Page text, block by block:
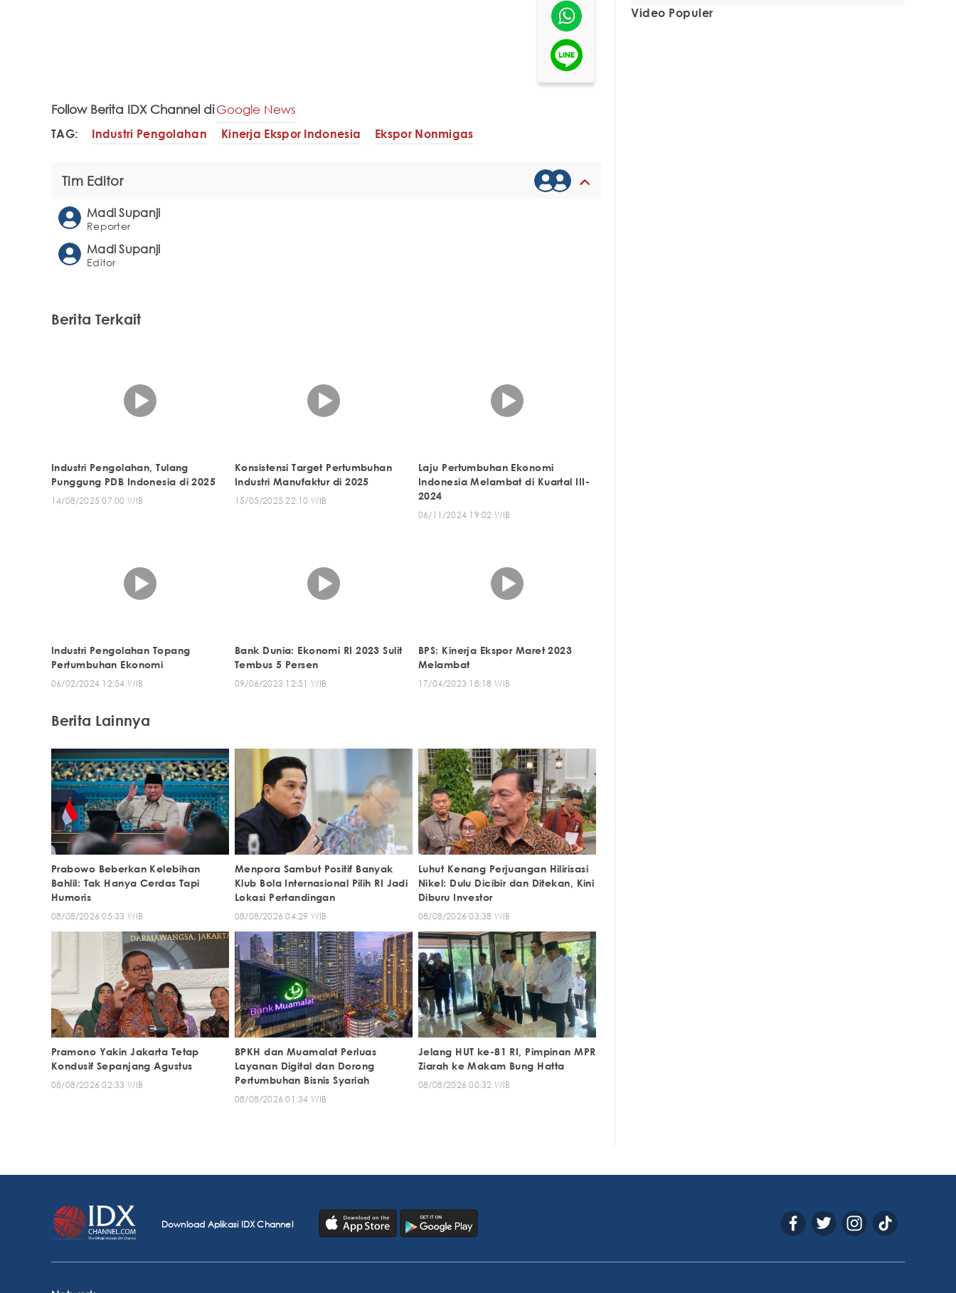
Follow Berita IDX Channel diGoogle News
TAG: Industri Pengolahan Kinerja Ekspor Indonesia Ekspor Nonmigas
Tim Editor
Madi Supanji
Reporter
Madi Supanji
Editor
Berita Terkait
Industri Pengolahan, Tulang
Punggung PDB Indonesia di 2025
14/08/2025 07:00 WIB
Konsistensi Target Pertumbuhan
Industri Manufaktur di 2025
15/05/2025 22:10 WIB
Laju Pertumbuhan Ekonomi
Indonesia Melambat di Kuartal III-
2024
06/11/2024 19:02 WIB
Industri Pengolahan Topang
Pertumbuhan Ekonomi
06/02/2024 12:54 WIB
Bank Dunia: Ekonomi RI 2023 Sulit
Tembus 5 Persen
09/06/2023 12:51 WIB
BPS: Kinerja Ekspor Maret 2023
Melambat
17/04/2023 18:18 WIB
Berita Lainnya
Prabowo Beberkan Kelebihan
Bahlil: Tak Hanya Cerdas Tapi
Humoris
08/08/2026 05:33 WIB
Menpora Sambut Positif Banyak
Klub Bola Internasional Pilih RI Jadi
Lokasi Pertandingan
08/08/2026 04:29 WIB
Luhut Kenang Perjuangan Hilirisasi
Nikel: Dulu Dicibir dan Ditekan, Kini
Diburu Investor
08/08/2026 03:38 WIB
Pramono Yakin Jakarta Tetap
Kondusif Sepanjang Agustus
08/08/2026 02:33 WIB
BPKH dan Muamalat Perluas
Layanan Digital dan Dorong
Pertumbuhan Bisnis Syariah
08/08/2026 01:34 WIB
Jelang HUT ke-81 RI, Pimpinan MPR
Ziarah ke Makam Bung Hatta
08/08/2026 00:32 WIB
Video Populer
Download Aplikasi IDX Channel